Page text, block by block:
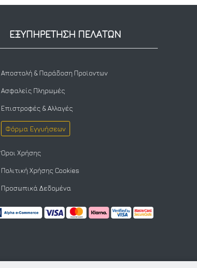
ΕΞΥΠΗΡΕΤΗΣΗ ΠΕΛΑΤΩΝ
Αποστολή & Παράδοση Προϊοντων
Ασφαλείς Πληρωμές
Επιστροφές & Αλλαγές
Φόρμα Εγγυήσεων
Όροι Χρήσης
Πολιτική Χρήσης Cookies
Προσωπικά Δεδομένα